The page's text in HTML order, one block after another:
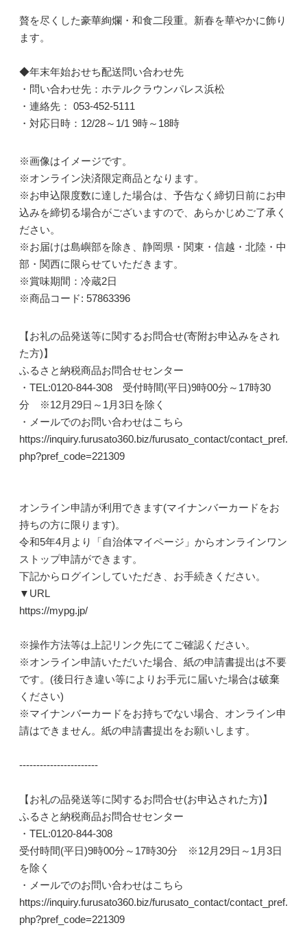
贅を尽くした豪華絢爛・和食二段重。新春を華やかに飾り
ます。
◆年末年始おせち配送問い合わせ先
・問い合わせ先：ホテルクラウンパレス浜松
・連絡先： 053-452-5111
・対応日時：12/28～1/1 9時～18時
※画像はイメージです。
※オンライン決済限定商品となります。
※お申込限度数に達した場合は、予告なく締切日前にお申
込みを締切る場合がございますので、あらかじめご了承く
ださい。
※お届けは島嶼部を除き、静岡県・関東・信越・北陸・中
部・関西に限らせていただきます。
※賞味期間：冷蔵2日
※商品コード: 57863396
【お礼の品発送等に関するお問合せ(寄附お申込みをされ
た方)】
ふるさと納税商品お問合せセンター
・TEL:0120-844-308 受付時間(平日)9時00分～17時30
分 ※12月29日～1月3日を除く
・メールでのお問い合わせはこちら
https://inquiry.furusato360.biz/furusato_contact/contact_pref.
php?pref_code=221309
オンライン申請が利用できます(マイナンバーカードをお
持ちの方に限ります)。
令和5年4月より「自治体マイページ」からオンラインワン
ストップ申請ができます。
下記からログインしていただき、お手続きください。
▼URL
https://mypg.jp/
※操作方法等は上記リンク先にてご確認ください。
※オンライン申請いただいた場合、紙の申請書提出は不要
です。(後日行き違い等によりお手元に届いた場合は破棄
ください)
※マイナンバーカードをお持ちでない場合、オンライン申
請はできません。紙の申請書提出をお願いします。
-----------------------
【お礼の品発送等に関するお問合せ(お申込された方)】
ふるさと納税商品お問合せセンター
・TEL:0120-844-308
受付時間(平日)9時00分～17時30分 ※12月29日～1月3日
を除く
・メールでのお問い合わせはこちら
https://inquiry.furusato360.biz/furusato_contact/contact_pref.
php?pref_code=221309